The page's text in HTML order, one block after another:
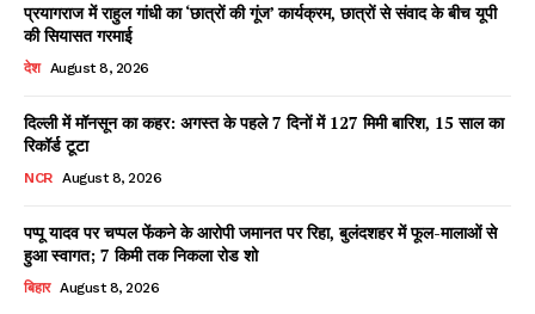
Facebook
X WhatsApp
Share
प्रयागराज में राहुल गांधी का ‘छात्रों की गूंज’ कार्यक्रम, छात्रों से संवाद के बीच यूपी
की सियासत गरमाई
देश August 8, 2026
दिल्ली में मॉनसून का कहर: अगस्त के पहले 7 दिनों में 127 मिमी बारिश, 15 साल का
रिकॉर्ड टूटा
NCR August 8, 2026
पप्पू यादव पर चप्पल फेंकने के आरोपी जमानत पर रिहा, बुलंदशहर में फूल-मालाओं से
हुआ स्वागत; 7 किमी तक निकला रोड शो
बिहार August 8, 2026